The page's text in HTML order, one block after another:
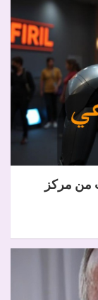
من مركز